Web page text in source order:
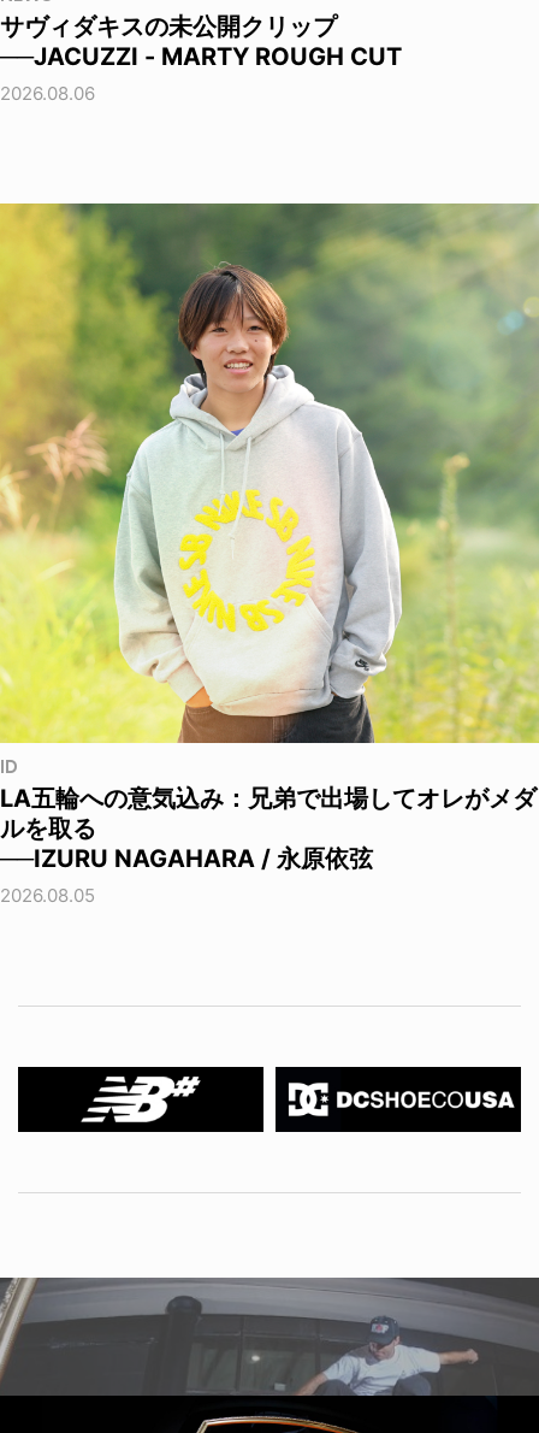
サヴィダキスの未公開クリップ
──JACUZZI - MARTY ROUGH CUT
2026.08.06
ID
LA五輪への意気込み：兄弟で出場してオレがメダ
ルを取る
──IZURU NAGAHARA / 永原依弦
2026.08.05